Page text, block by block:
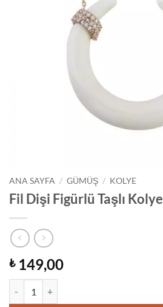
ANA SAYFA / GÜMÜŞ / KOLYE
Fil Dişi Figürlü Taşlı Kolye
₺149,00